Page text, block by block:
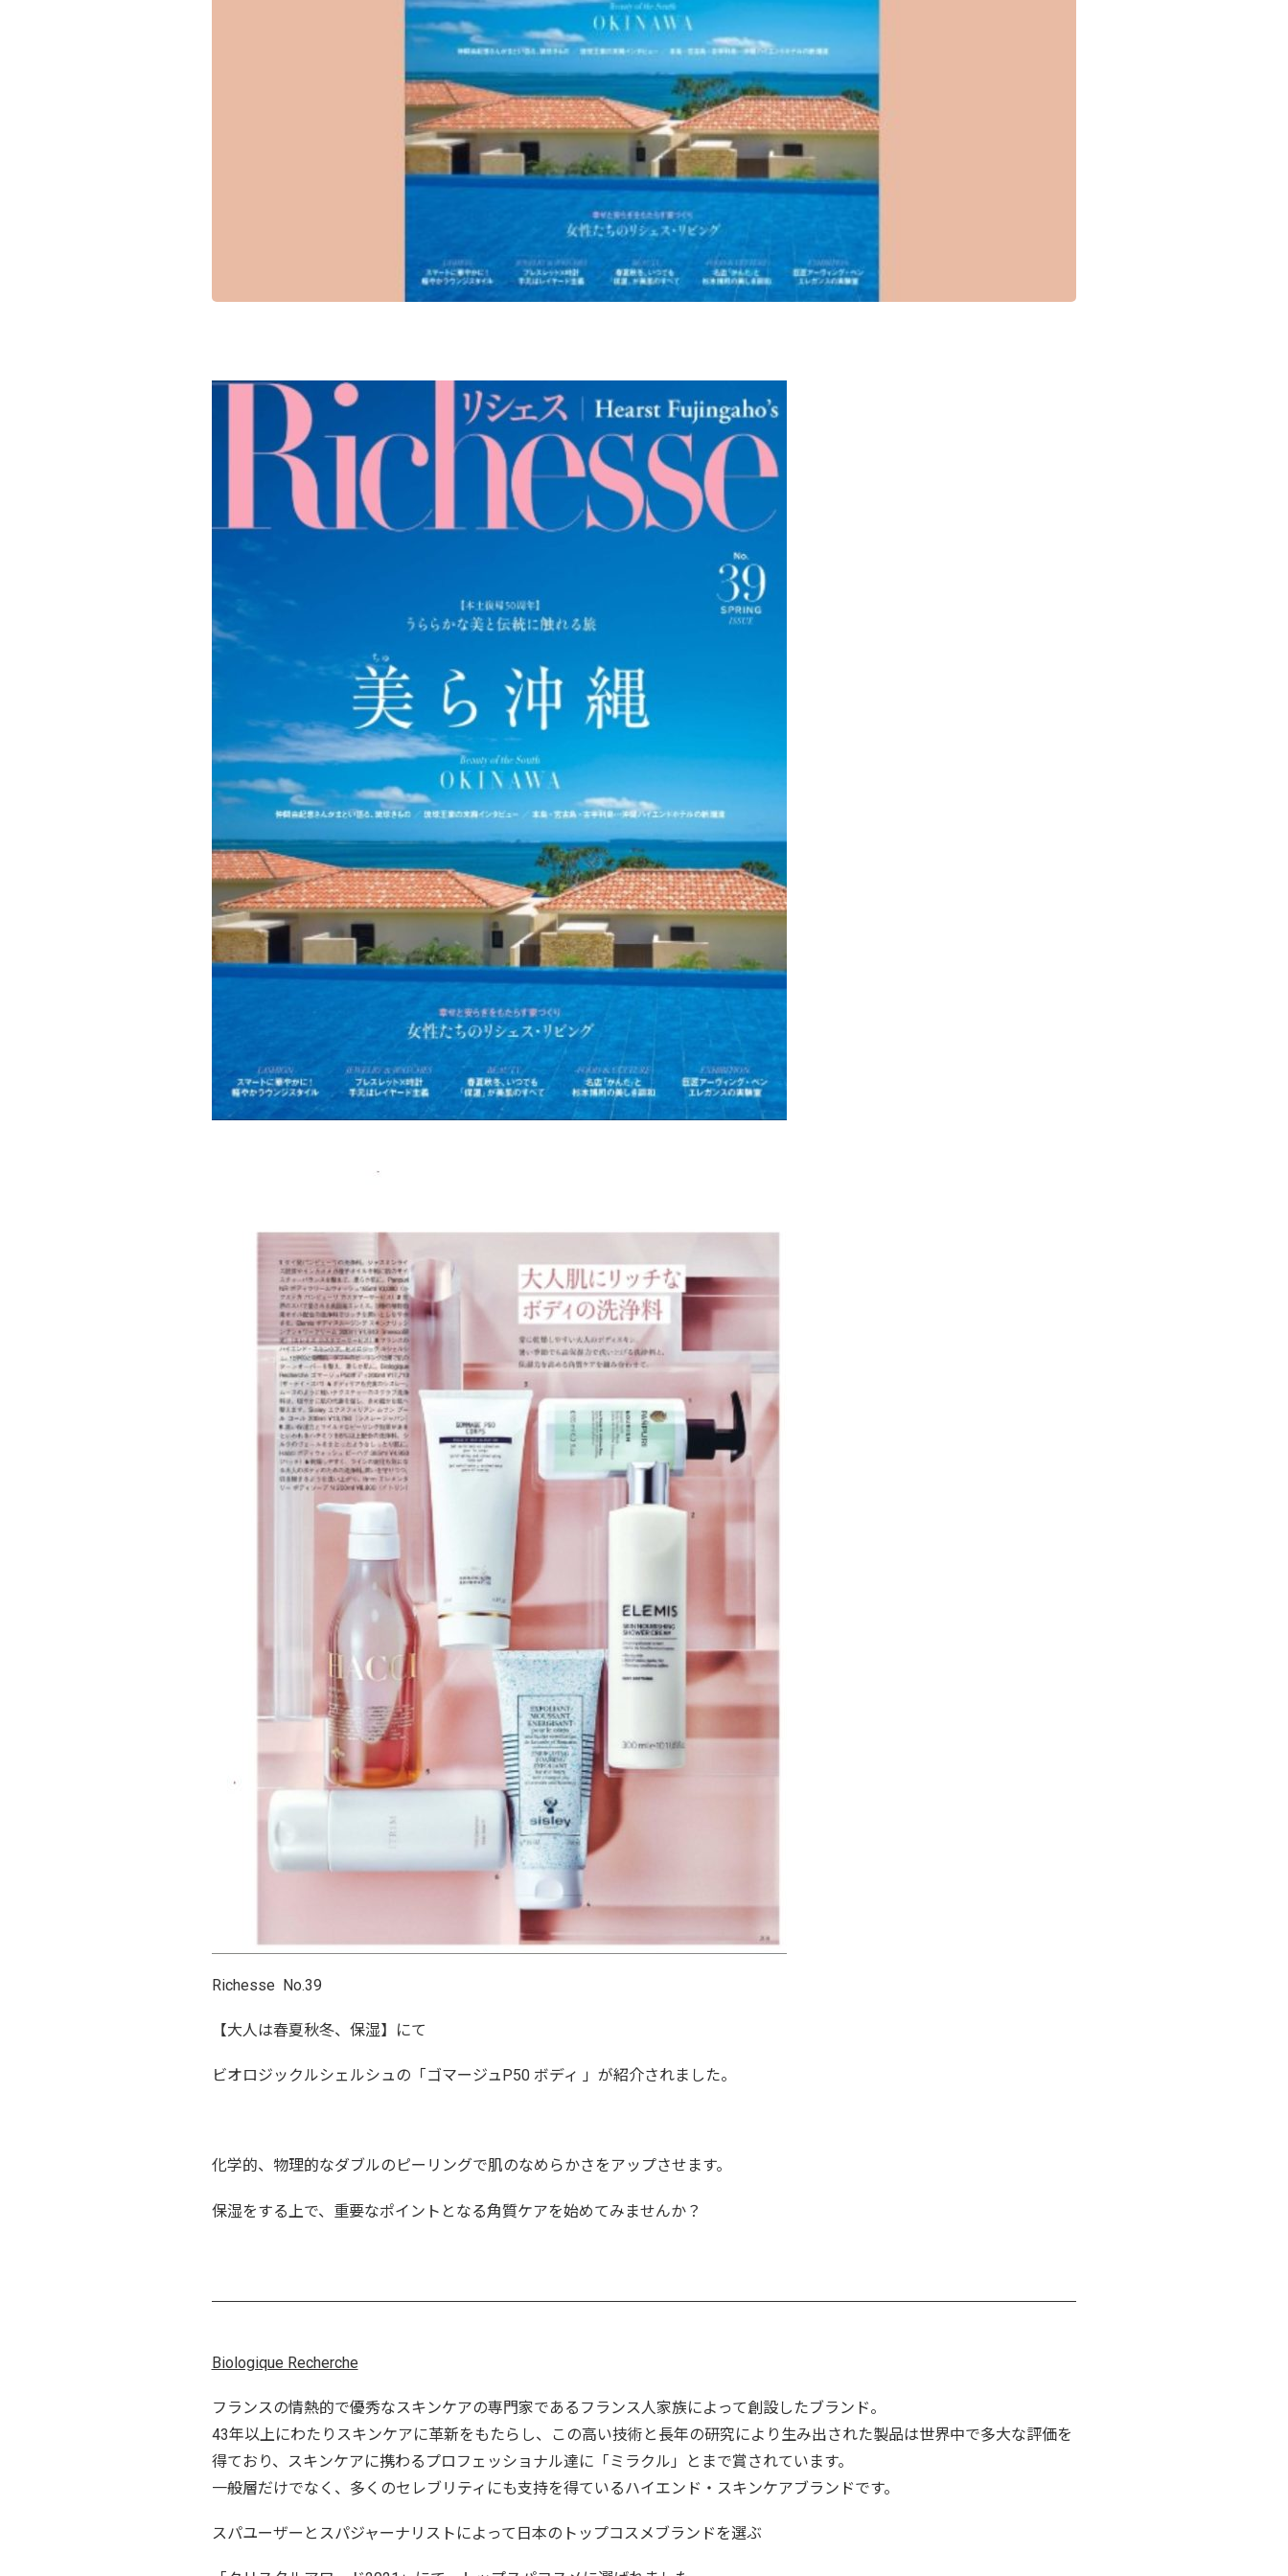
Richesse No.39
【大人は春夏秋冬、保湿】にて
ビオロジックルシェルシュの「ゴマージュP50 ボディ 」が紹介されました。
化学的、物理的なダブルのピーリングで肌のなめらかさをアップさせます。
保湿をする上で、重要なポイントとなる角質ケアを始めてみませんか？
Biologique Recherche
フランスの情熱的で優秀なスキンケアの専門家であるフランス人家族によって創設したブランド。
43年以上にわたりスキンケアに革新をもたらし、この高い技術と長年の研究により生み出された製品は世界中で多大な評価を
得ており、スキンケアに携わるプロフェッショナル達に「ミラクル」とまで賞されています。
一般層だけでなく、多くのセレブリティにも支持を得ているハイエンド・スキンケアブランドです。
スパユーザーとスパジャーナリストによって日本のトップコスメブランドを選ぶ